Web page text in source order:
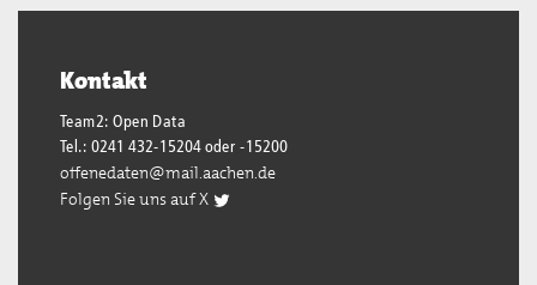
Kontakt
Team2: Open Data
Tel.: 0241 432-15204 oder -15200
offenedaten@mail.aachen.de
Folgen Sie uns auf X